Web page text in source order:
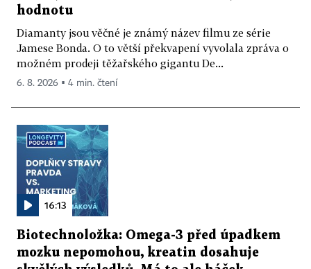
hodnotu
Diamanty jsou věčné je známý název filmu ze série
Jamese Bonda. O to větší překvapení vyvolala zpráva o
možném prodeji těžařského gigantu De...
6. 8. 2026 ▪ 4 min. čtení
16:13
Biotechnoložka: Omega-3 před úpadkem
mozku nepomohou, kreatin dosahuje